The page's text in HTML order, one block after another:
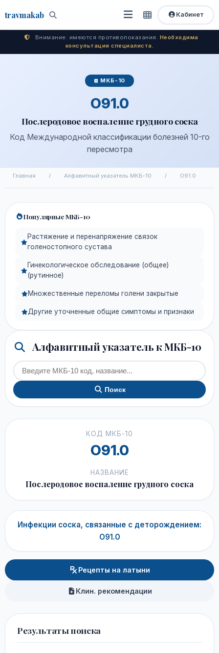
travmakab Поиск
Открыть
меню
Быстрый
доступ
Кабинет
Внимание: имеются противопоказания. Необходима
консультация специалиста.
МКБ-10
O91.0
Послеродовое воспаление грудного соска
Код Международной классификации болезней 10-го
пересмотра
Главная / Алфавитный указатель МКБ-10 / O91.0
Популярные МКБ-10
Растяжение и перенапряжение связок
голеностопного сустава
Гинекологическое обследование (общее)
(рутинное)
Множественные переломы голени закрытые
Другие уточненные общие симптомы и признаки
Алфавитный указатель к МКБ-10
Поиск
КОД МКБ-10
O91.0
НАЗВАНИЕ
Послеродовое воспаление грудного соска
Инфекции соска, связанные с деторождением:
O91.0
Рецепты на латыни
Клин. рекомендации
Результаты поиска